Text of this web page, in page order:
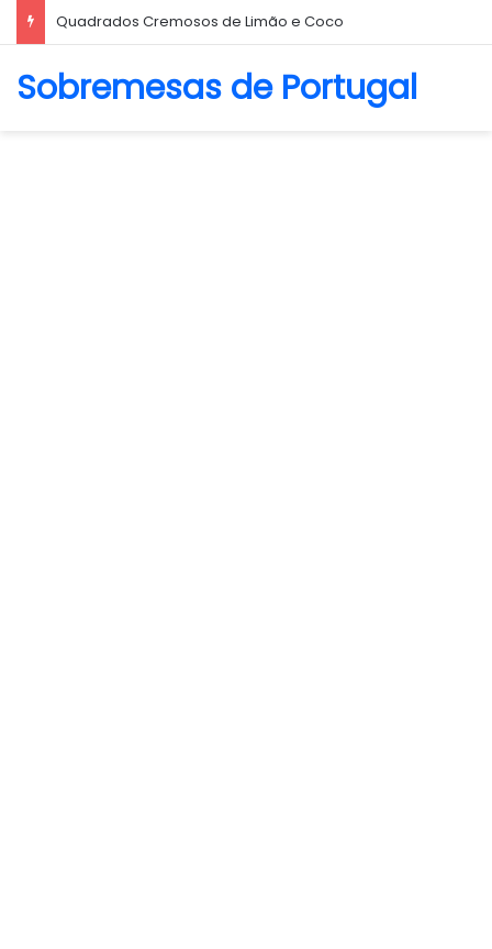
Biscoito Amanteigado
Sobremesas de Portugal